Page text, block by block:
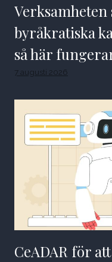
Verksamheten
byråkratiska
så här
7 augusti 2026
CeADAR för